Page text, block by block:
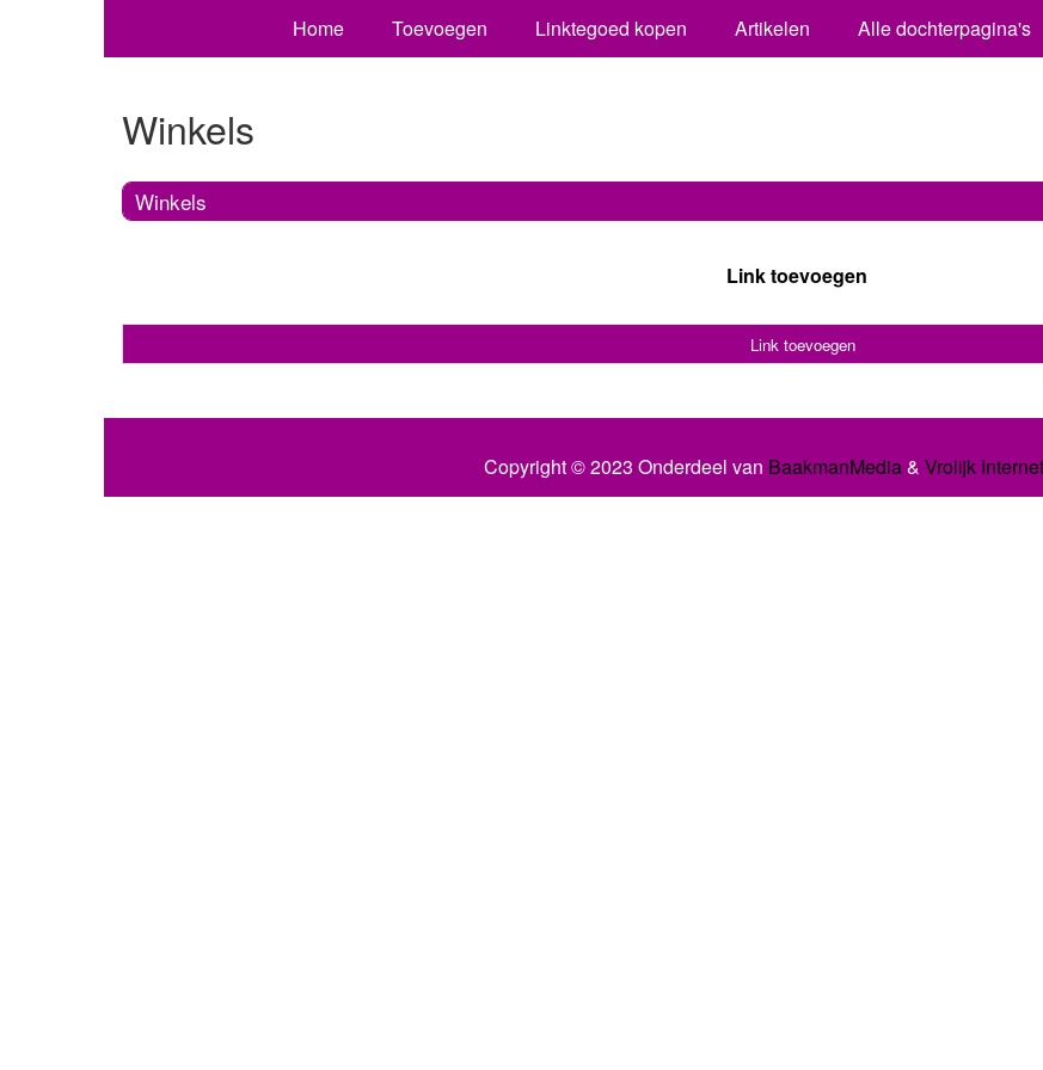
Home Toevoegen Linktegoed kopen Artikelen Alle dochterpagina's
Winkels
Winkels
Link toevoegen
Link toevoegen
Copyright © 2023 Onderdeel van BaakmanMedia& Vrolijk